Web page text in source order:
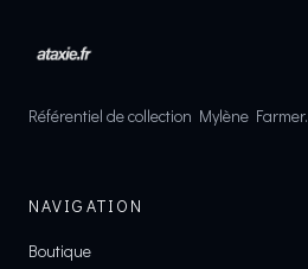
Référentiel de collection Mylène Farmer.
NAVIGATION
Boutique